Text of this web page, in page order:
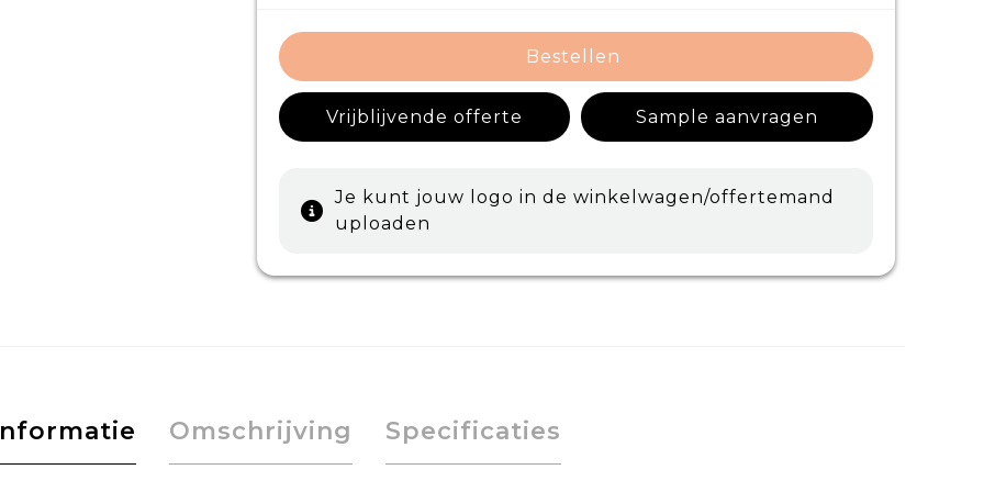
Bestellen
Vrijblijvende offerte Sample aanvragen
Je kunt jouw logo in de winkelwagen/offertemand
uploaden
Omschrijving Specificaties